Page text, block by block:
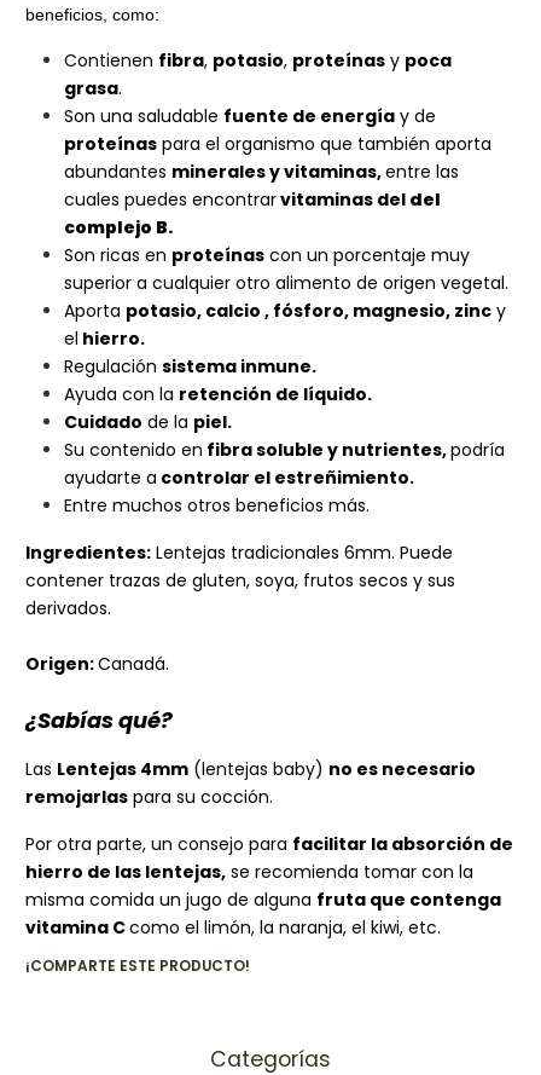
beneficios, como:
Contienen fibra, potasio, proteínas y poca
grasa.
Son una saludable fuente de energía y de
proteínas para el organismo que también aporta
abundantes minerales y vitaminas,entre las
cuales puedes encontrarvitaminas del del
complejo B.
Son ricas en proteínas con un porcentaje muy
superior a cualquier otro alimento de origen vegetal.
Aporta potasio, calcio , fósforo, magnesio, zinc y
el hierro.
Regulación sistema inmune.
Ayuda con la retención de líquido.
Cuidado de la piel.
Su contenido en fibra soluble y nutrientes,podría
ayudarte a controlar el estreñimiento.
Entre muchos otros beneficios más.
Ingredientes: Lentejas tradicionales 6mm. Puede
contener trazas de gluten, soya, frutos secos y sus
derivados.
Origen:Canadá.
¿Sabías qué?
Las Lentejas 4mm (lentejas baby) no es necesario
remojarlas para su cocción.
Por otra parte, un consejo para facilitar la absorción de
hierro de las lentejas, se recomienda tomar con la
misma comida un jugo de alguna fruta que contenga
vitamina Ccomo el limón, la naranja, el kiwi, etc.
¡COMPARTE ESTE PRODUCTO!
Categorías